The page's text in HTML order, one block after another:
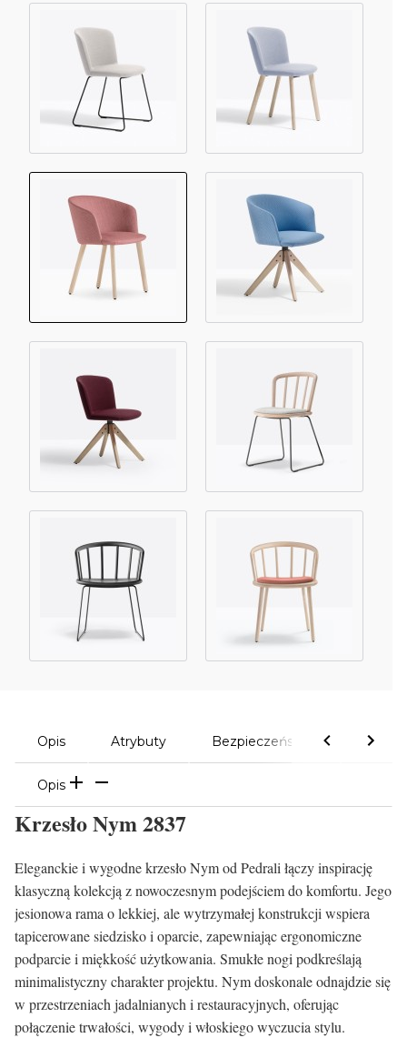
Opis Atrybuty Bezpieczeństwo
Opis
Krzesło Nym 2837
Eleganckie i wygodne krzesło Nym od Pedrali łączy inspirację
klasyczną kolekcją z nowoczesnym podejściem do komfortu. Jego
jesionowa rama o lekkiej, ale wytrzymałej konstrukcji wspiera
tapicerowane siedzisko i oparcie, zapewniając ergonomiczne
podparcie i miękkość użytkowania. Smukłe nogi podkreślają
minimalistyczny charakter projektu. Nym doskonale odnajdzie się
w przestrzeniach jadalnianych i restauracyjnych, oferując
połączenie trwałości, wygody i włoskiego wyczucia stylu.